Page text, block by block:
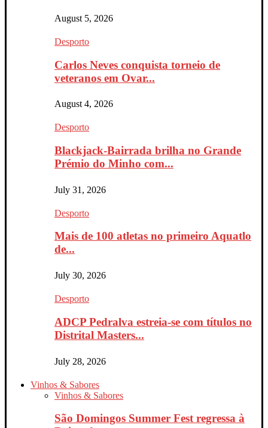
August 5, 2026
Desporto
Carlos Neves conquista torneio de
veteranos em Ovar...
August 4, 2026
Desporto
Blackjack-Bairrada brilha no Grande
Prémio do Minho com...
July 31, 2026
Desporto
Mais de 100 atletas no primeiro Aquatlo
de...
July 30, 2026
Desporto
ADCP Pedralva estreia-se com títulos no
Distrital Masters...
July 28, 2026
Vinhos & Sabores
Vinhos & Sabores
São Domingos Summer Fest regressa à